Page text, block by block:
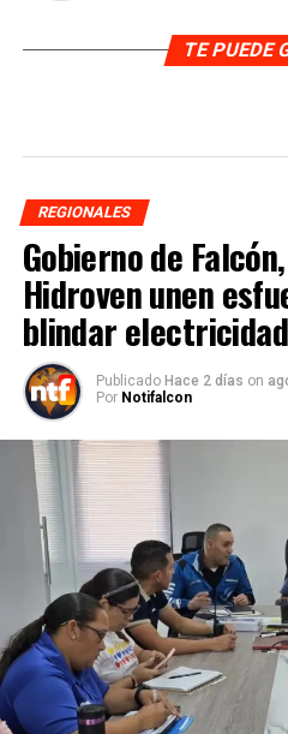
TE PUEDE
REGIONALES
Gobierno de
Hidroven unen
blindar
Publicado Hace 2 días on
Por Notifalcon